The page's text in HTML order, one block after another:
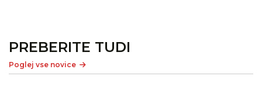
PREBERITE TUDI
Poglej vse novice